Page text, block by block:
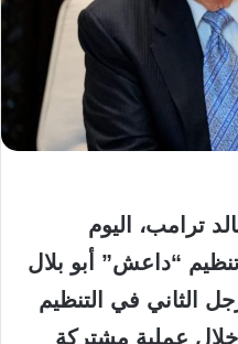
ترامب، اليوم
“داعش” أبو بلال
الثاني في التنظيم
عملية مشتركة